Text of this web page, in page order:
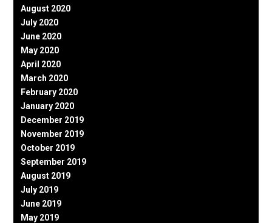
August 2020
July 2020
June 2020
May 2020
April 2020
March 2020
February 2020
January 2020
December 2019
November 2019
October 2019
September 2019
August 2019
July 2019
June 2019
May 2019